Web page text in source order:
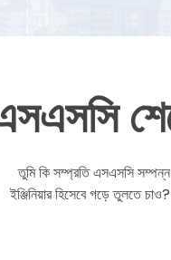
তুমি কি সম্প্রতি এসএসসি
ইঞ্জিনিয়ার হিসেবে গড়ে তুলতে